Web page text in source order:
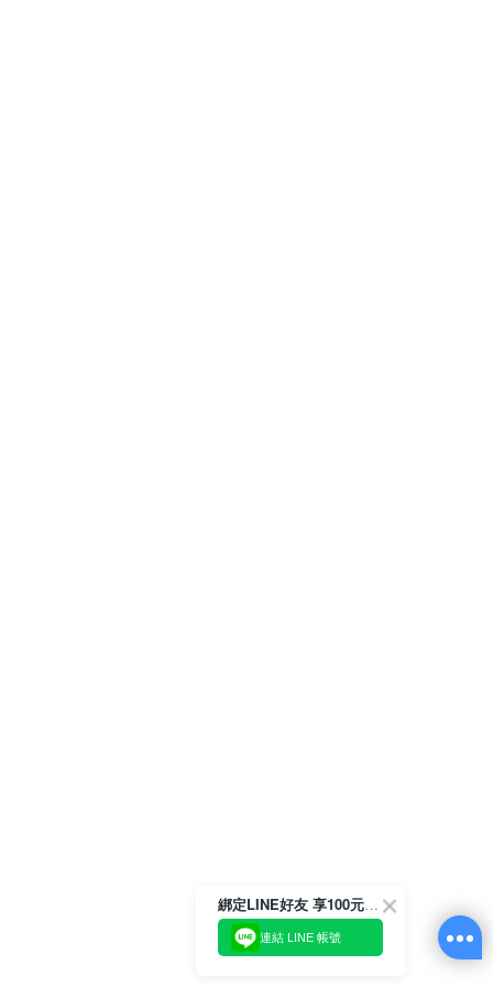
綁定LINE好友 享100元折價券
連結 LINE 帳號